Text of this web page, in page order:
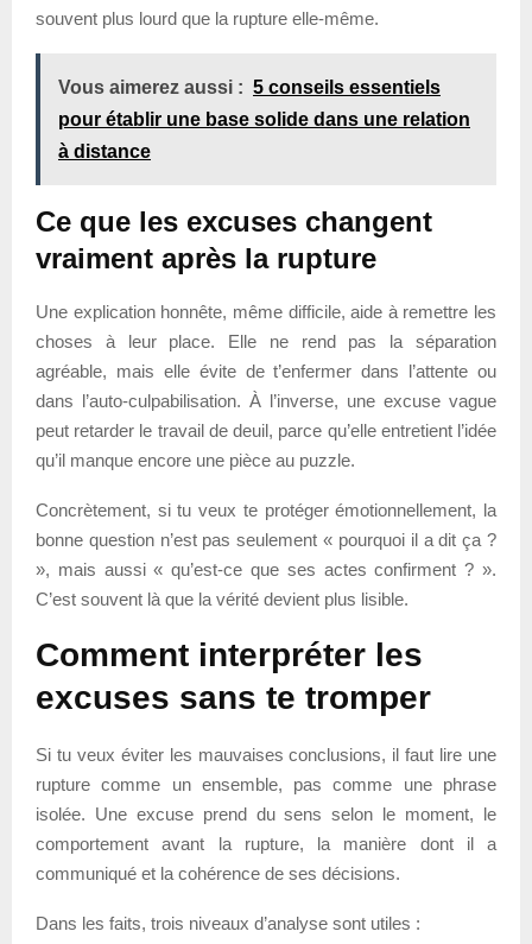
souvent plus lourd que la rupture elle-même.
Vous aimerez aussi : 5 conseils essentiels
pour établir une base solide dans une relation
à distance
Ce que les excuses changent
vraiment après la rupture
Une explication honnête, même difficile, aide à remettre les
choses à leur place. Elle ne rend pas la séparation
agréable, mais elle évite de t’enfermer dans l’attente ou
dans l’auto-culpabilisation. À l’inverse, une excuse vague
peut retarder le travail de deuil, parce qu’elle entretient l’idée
qu’il manque encore une pièce au puzzle.
Concrètement, si tu veux te protéger émotionnellement, la
bonne question n’est pas seulement « pourquoi il a dit ça ?
», mais aussi « qu’est-ce que ses actes confirment ? ».
C’est souvent là que la vérité devient plus lisible.
Comment interpréter les
excuses sans te tromper
Si tu veux éviter les mauvaises conclusions, il faut lire une
rupture comme un ensemble, pas comme une phrase
isolée. Une excuse prend du sens selon le moment, le
comportement avant la rupture, la manière dont il a
communiqué et la cohérence de ses décisions.
Dans les faits, trois niveaux d’analyse sont utiles :